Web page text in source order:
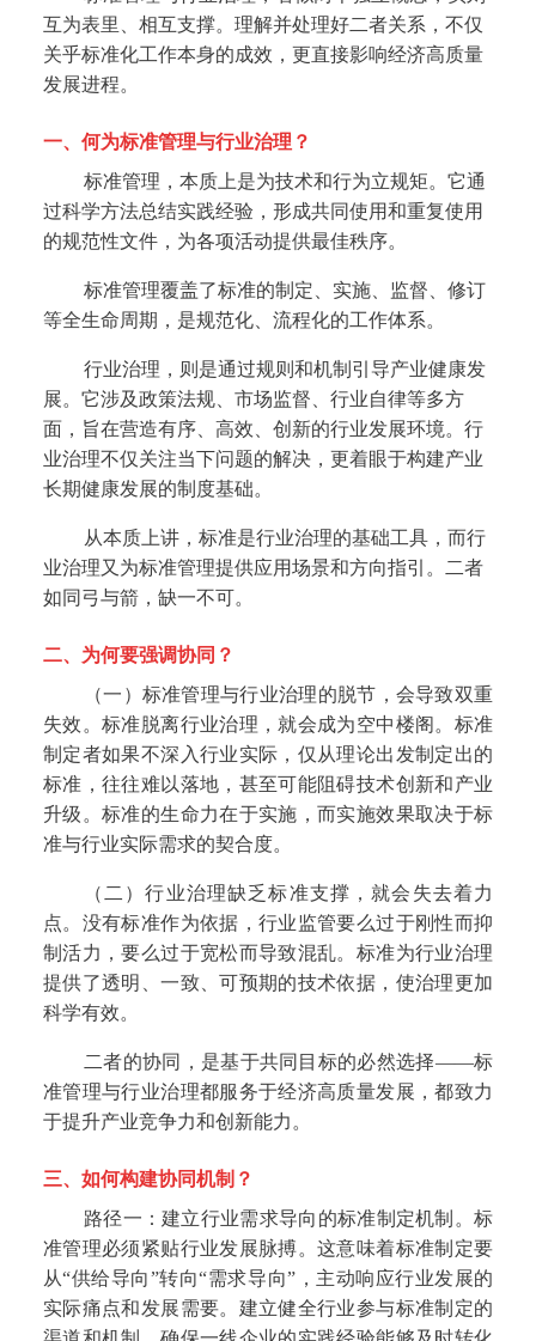
互为表里、相互支撑。理解并处理好二者关系，不仅
关乎标准化工作本身的成效，更直接影响经济高质量
发展进程。
一、 何为标准管理与行业治理？
标准管理，本质上是为技术和行为立规矩。 它通
过科学方法总结实践经验，形成共同使用和重复使用
的规范性文件，为各项活动提供最佳秩序。
标准管理覆盖了标准的制定、实施、监督、修订
等全生命周期，是规范化、流程化的工作体系。
行业治理，则是通过规则和机制引导产业健康发
展。它涉及政策法规、市场监督、行业自律等多方
面，旨在营造有序、高效、创新的行业发展环境。行
业治理不仅关注当下问题的解决，更着眼于构建产业
长期健康发展的制度基础。
从本质上讲，标准是行业治理的基础工具，而行
业治理又为标准管理提供应用场景和方向指引。二者
如同弓与箭，缺一不可。
二、 为何要强调协同？
（一）标准管理与行业治理的脱节，会导致双重
失效。标准脱离行业治理，就会成为空中楼阁。标准
制定者如果不深入行业实际，仅从理论出发制定出的
标准，往往难以落地，甚至可能阻碍技术创新和产业
升级。标准的生命力在于实施，而实施效果取决于标
准与行业实际需求的契合度。
（二）行业治理缺乏标准支撑，就会失去着力
点。 没有标准作为依据，行业监管要么过于刚性而抑
制活力，要么过于宽松而导致混乱。标准为行业治理
提供了透明、一致、可预期的技术依据，使治理更加
科学有效。
二者的协同，是基于共同目标的必然选择——标
准管理与行业治理都服务于经济高质量发展，都致力
于提升产业竞争力和创新能力。
三、 如何构建协同机制？
路径一：建立行业需求导向的标准制定机制。标
准管理必须紧贴行业发展脉搏。这意味着标准制定要
从“供给导向”转向“需求导向”，主动响应行业发展的
实际痛点和发展需要。建立健全行业参与标准制定的